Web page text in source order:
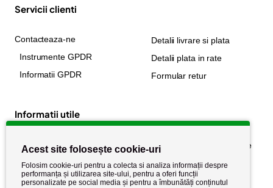
Servicii clienti
Contacteaza-ne
Instrumente GPDR
Informatii GPDR
Detalii livrare si plata
Detalii plata in rate
Formular retur
Informatii utile
Despre noi
Stiri si noutati
Politica de cookie
Politica de confidențialitate
Politica de retur
Termeni si conditii
Acest site folosește cookie-uri
Folosim cookie-uri pentru a colecta si analiza informații despre
performanța și utilizarea site-ului, pentru a oferi funcții
personalizate pe social media și pentru a îmbunătăți conținutul